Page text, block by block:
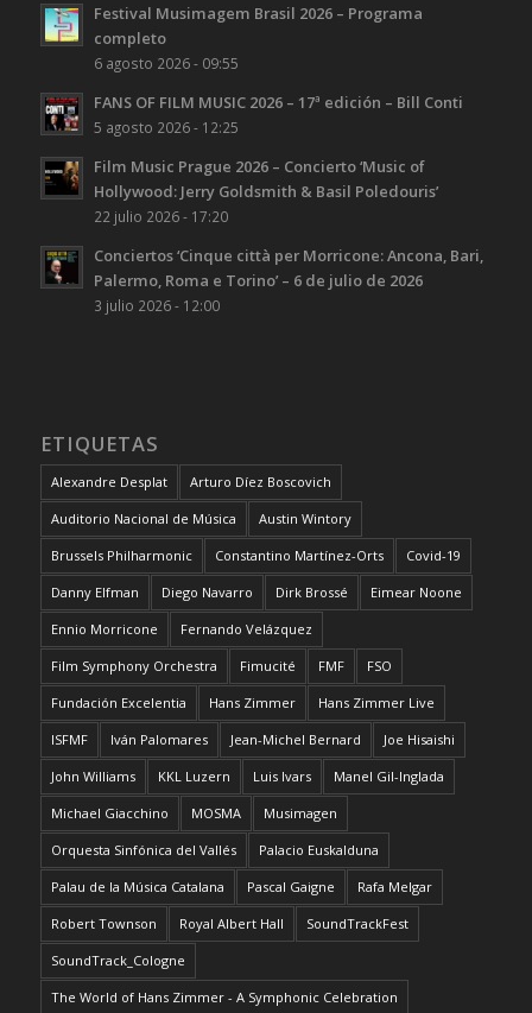
Festival Musimagem Brasil 2026 – Programa
completo
6 agosto 2026 - 09:55
FANS OF FILM MUSIC 2026 – 17ª edición – Bill Conti
5 agosto 2026 - 12:25
Film Music Prague 2026 – Concierto ‘Music of
Hollywood: Jerry Goldsmith & Basil Poledouris’
22 julio 2026 - 17:20
Conciertos ‘Cinque città per Morricone: Ancona, Bari,
Palermo, Roma e Torino’ – 6 de julio de 2026
3 julio 2026 - 12:00
ETIQUETAS
Alexandre Desplat Arturo Díez Boscovich
Auditorio Nacional de Música Austin Wintory
Brussels Philharmonic Constantino Martínez-Orts Covid-19
Danny Elfman Diego Navarro Dirk Brossé Eimear Noone
Ennio Morricone Fernando Velázquez
Film Symphony Orchestra Fimucité FMF FSO
Fundación Excelentia Hans Zimmer Hans Zimmer Live
ISFMF Iván Palomares Jean-Michel Bernard Joe Hisaishi
John Williams KKL Luzern Luis Ivars Manel Gil-Inglada
Michael Giacchino MOSMA Musimagen
Orquesta Sinfónica del Vallés Palacio Euskalduna
Palau de la Música Catalana Pascal Gaigne Rafa Melgar
Robert Townson Royal Albert Hall SoundTrackFest
SoundTrack_Cologne
The World of Hans Zimmer - A Symphonic Celebration